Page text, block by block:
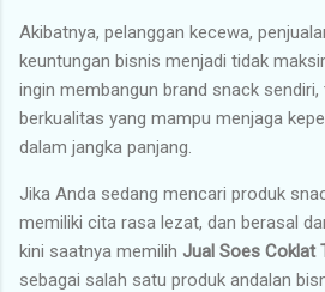
Akibatnya, pelanggan kecewa,
keuntungan bisnis menjadi tidak
ingin membangun brand snack
berkualitas yang mampu menjaga
dalam jangka panjang.
Jika Anda sedang mencari produk
memiliki cita rasa lezat, dan berasal
kini saatnya memilih Jual Soes Coklat
sebagai salah satu produk andalan